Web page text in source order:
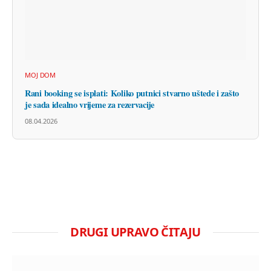
MOJ DOM
Rani booking se isplati: Koliko putnici stvarno uštede i zašto
je sada idealno vrijeme za rezervacije
08.04.2026
DRUGI UPRAVO ČITAJU